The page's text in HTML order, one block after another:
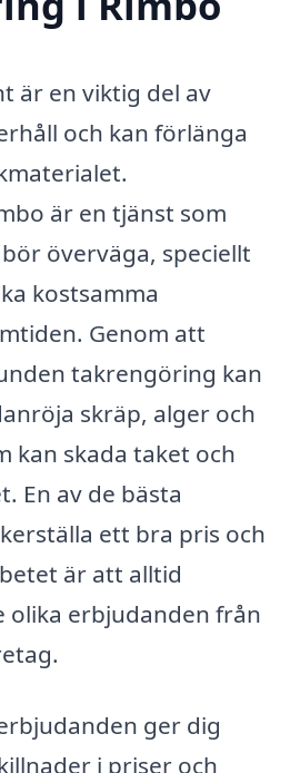
är en viktig del av
och kan förlänga
är en tjänst som
överväga, speciellt
kostsamma
Genom att
takrengöring kan
skräp, alger och
kan skada taket och
En av de bästa
ett bra pris och
är att alltid
olika erbjudanden från
ger dig
i priser och